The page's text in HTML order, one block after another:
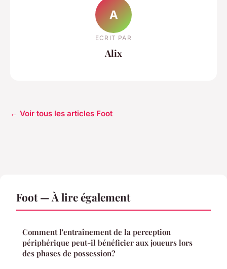
A
ECRIT PAR
Alix
← Voir tous les articles Foot
Foot — À lire également
Comment l'entraînement de la perception
périphérique peut-il bénéficier aux joueurs lors
des phases de possession?